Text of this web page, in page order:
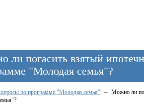
ли погасить взятый
"Молодая семья"?
по программе "Молодая семья"
Можно ли